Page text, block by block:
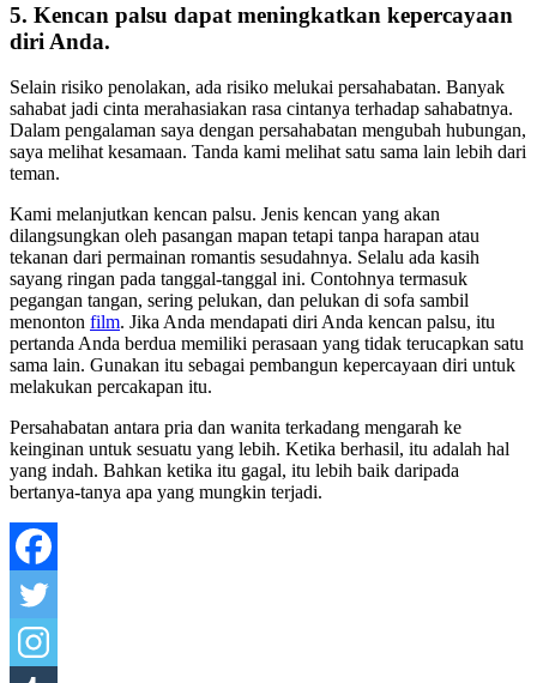
5. Kencan palsu dapat meningkatkan kepercayaan
diri Anda.
Selain risiko penolakan, ada risiko melukai persahabatan. Banyak
sahabat jadi cinta merahasiakan rasa cintanya terhadap sahabatnya.
Dalam pengalaman saya dengan persahabatan mengubah hubungan,
saya melihat kesamaan. Tanda kami melihat satu sama lain lebih dari
teman.
Kami melanjutkan kencan palsu. Jenis kencan yang akan
dilangsungkan oleh pasangan mapan tetapi tanpa harapan atau
tekanan dari permainan romantis sesudahnya. Selalu ada kasih
sayang ringan pada tanggal-tanggal ini. Contohnya termasuk
pegangan tangan, sering pelukan, dan pelukan di sofa sambil
menonton film. Jika Anda mendapati diri Anda kencan palsu, itu
pertanda Anda berdua memiliki perasaan yang tidak terucapkan satu
sama lain. Gunakan itu sebagai pembangun kepercayaan diri untuk
melakukan percakapan itu.
Persahabatan antara pria dan wanita terkadang mengarah ke
keinginan untuk sesuatu yang lebih. Ketika berhasil, itu adalah hal
yang indah. Bahkan ketika itu gagal, itu lebih baik daripada
bertanya-tanya apa yang mungkin terjadi.